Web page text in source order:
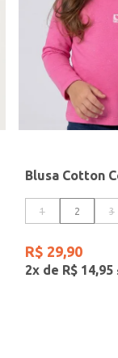
1 2 3
R$ 29,90
2x de R$ 14,95